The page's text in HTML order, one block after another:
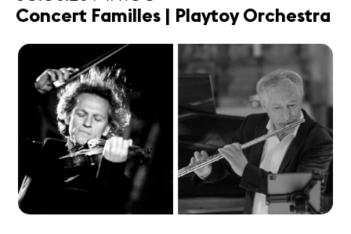
Concert Familles | Playtoy Orchestra